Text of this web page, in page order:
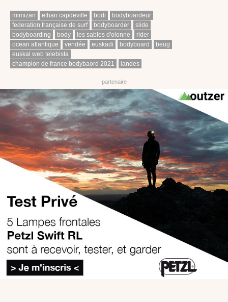
mimizan ethan capdeville bodi
bodyboardeur
federation française de surf
bodyboarder
slide
bodyboarding
body les sables d'olonne
rider
ocean atlantique
vendée euskadi bodyboard
beug
euskal web telebista
champion de france bodybaord 2021
landes